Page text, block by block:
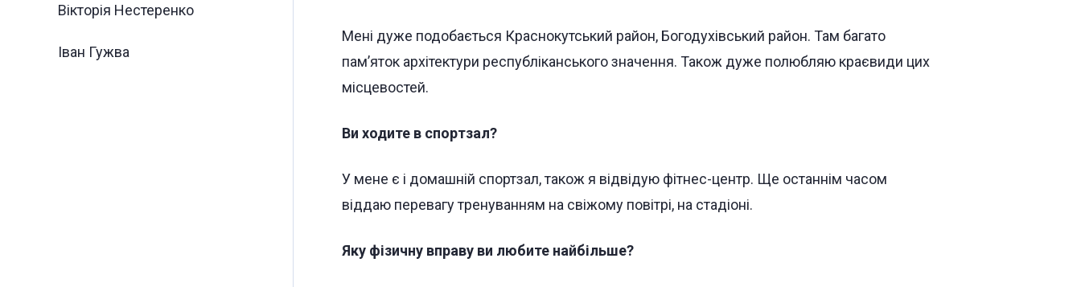
Вікторія Нестеренко
Іван Гужва
Мені дуже подобається Краснокутський район, Богодухівський район. Там багато
пам’яток архітектури республіканського значення. Також дуже полюбляю краєвиди цих
місцевостей.
Ви ходите в спортзал?
У мене є і домашній спортзал, також я відвідую фітнес-центр. Ще останнім часом
віддаю перевагу тренуванням на свіжому повітрі, на стадіоні.
Яку фізичну вправу ви любите найбільше?